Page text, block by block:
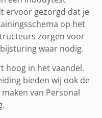
ervoor gezorgd dat je
op het
zorgen voor
waar nodig.
hoog in het vaandel.
bieden wij ook de
van Personal